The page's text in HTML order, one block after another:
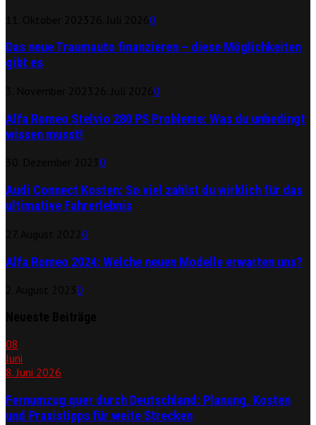
0
Das neue Traumauto finanzieren – diese Möglichkeiten
gibt es
0
Alfa Romeo Stelvio 280 PS Probleme: Was du unbedingt
wissen musst!
0
Audi Connect Kosten: So viel zahlst du wirklich für das
ultimative Fahrerlebnis
0
Alfa Romeo 2024: Welche neuen Modelle erwarten uns?
0
08
Juni
8. Juni 2026
Fernumzug quer durch Deutschland: Planung, Kosten
und Praxistipps für weite Strecken